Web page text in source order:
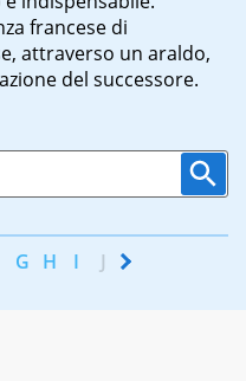
francese di
attraverso un araldo,
del successore.
G H I J K